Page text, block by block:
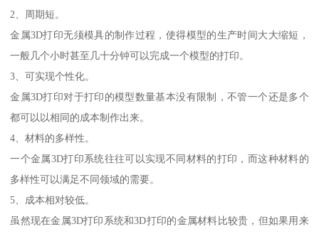
2、周期短。
金属3D打印无须模具的制作过程，使得模型的生产时间大大缩短，
一般几个小时甚至几十分钟可以完成一个模型的打印。
3、可实现个性化。
金属3D打印对于打印的模型数量基本没有限制，不管一个还是多个
都可以以相同的成本制作出来。
4、材料的多样性。
一个金属3D打印系统往往可以实现不同材料的打印，而这种材料的
多样性可以满足不同领域的需要。
5、成本相对较低。
虽然现在金属3D打印系统和3D打印的金属材料比较贵，但如果用来